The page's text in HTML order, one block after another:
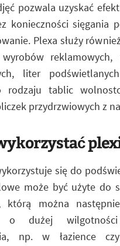
pozwala uzyskać
konieczności sięgania
Plexa służy
reklamowych,
liter
rodzaju tablic
przydrzwiowych z
się do
może być użyte do
którą można
o dużej
np. w łazience